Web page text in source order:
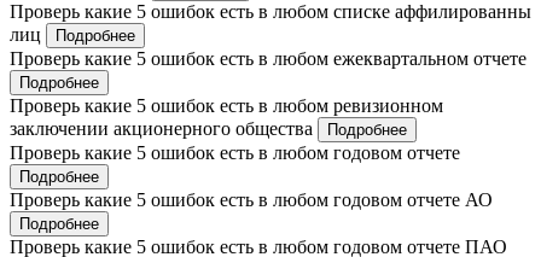
Проверь какие 5 ошибок есть в любом списке аффилированны
лиц
Подробнее
Проверь какие 5 ошибок есть в любом ежеквартальном отчете
Подробнее
Проверь какие 5 ошибок есть в любом ревизионном
заключении акционерного общества
Подробнее
Проверь какие 5 ошибок есть в любом годовом отчете
Подробнее
Проверь какие 5 ошибок есть в любом годовом отчете АО
Подробнее
Проверь какие 5 ошибок есть в любом годовом отчете ПАО